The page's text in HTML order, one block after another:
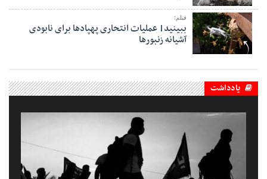
فیلم؛
ببینید| عملیات انتحاری پهپادها برای نابودی
آشیانه زنبورها
یادداشت